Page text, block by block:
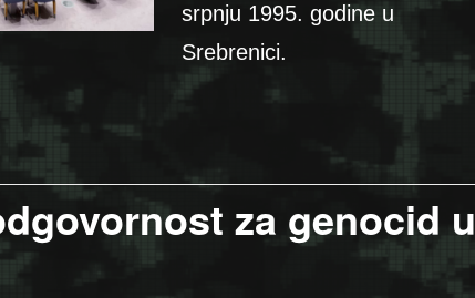
srpnju 1995. godine u
Srebrenici.
u UN i osporavanje istine o genocidu”
za genocid u